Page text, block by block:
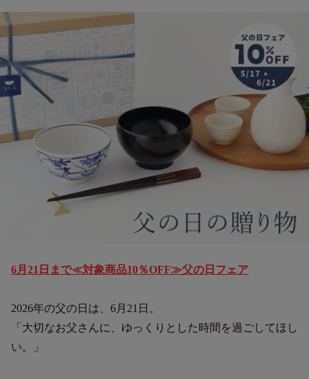
6月21日まで≪対象商品10％OFF≫父の日フェア
2026年の父の日は、6月21日。
「大切なお父さんに、ゆっくりとした時間を過ごしてほし
い。」